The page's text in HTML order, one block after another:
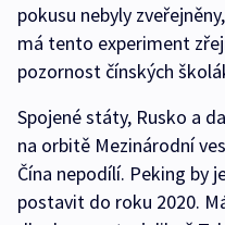
pokusu nebyly
má tento experiment
pozornost čínských
Spojené státy, Rusko a
na orbitě Mezinárodní
Čína nepodílí. Peking by
postavit do roku 2020.